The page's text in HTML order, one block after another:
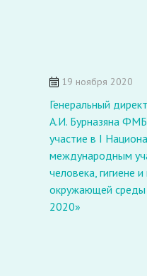
19 ноября 2020
Генеральный
А.И. Бурназяна
участие в I
международным
человека, гигиене
окружающей среды
2020»